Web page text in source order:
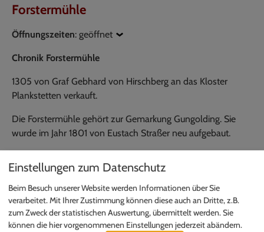
Forstermühle
Öffnungszeiten: geöffnet
Chronik Forstermühle
1305 von Graf Gebhard von Hirschberg an das Kloster
Plankstetten verkauft.
Die Forstermühle gehört zur Gemarkung Gungolding. Sie
wurde im Jahr 1801 von Eustach Straßer neu aufgebaut.
Einstellungen zum Datenschutz
Beim Besuch unserer Website werden Informationen über Sie
verarbeitet. Mit Ihrer Zustimmung können diese auch an Dritte, z.B.
zum Zweck der statistischen Auswertung, übermittelt werden. Sie
können die hier vorgenommenen Einstellungen jederzeit abändern.